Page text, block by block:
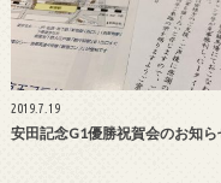
2019.7.19
安田記念G1優勝祝賀会のお知ら